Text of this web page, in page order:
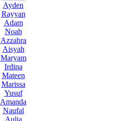
Ayden
Rayyan
Adam
Noah
Azzahra
Aisyah
Maryam
Irdina
Mateen
Marissa
Yusuf
Amanda
Naufal
Aulia